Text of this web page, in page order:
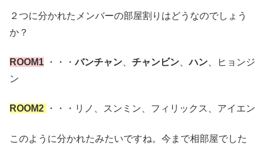
２つに分かれたメンバーの部屋割りはどうなのでしょう
か？
ROOM1 ・・・バンチャン チャンビン 、ハン 、ヒョンジ
ン
ROOM2 ・・・リノ、スンミン、フィリックス、アイエン
このように分かれたみたいですね。今まで相部屋でした